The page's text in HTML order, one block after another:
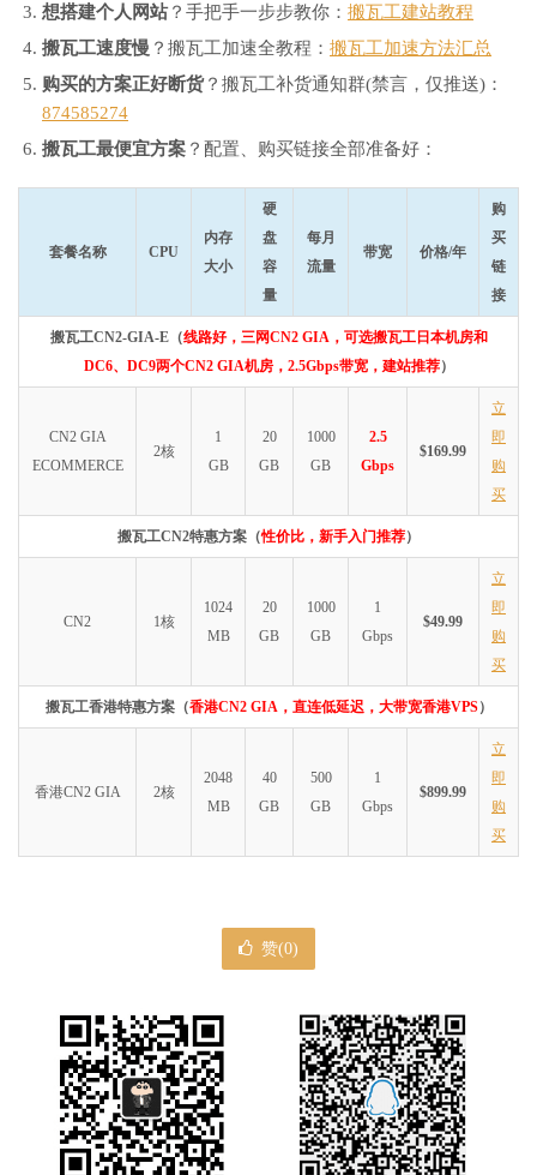
想搭建个人网站？手把手一步步教你： 搬瓦工建站教程
搬瓦工速度慢 ？搬瓦工加速全教程： 搬瓦工加速方法汇总
购买的方案正好断货？搬瓦工补货通知群(禁言，仅推送)：
874585274
搬瓦工最便宜方案 ？配置、购买链接全部准备好：
套餐名称 CPU
内存
大小
硬
盘
容
量
每月
流量
带宽 价格/年
购
买
链
接
搬瓦工CN2-GIA-E（线路好，三网CN2 GIA，可选搬瓦工日本机房和
DC6、DC9两个CN2 GIA机房，2.5Gbps带宽，建站推荐）
CN2 GIA
ECOMMERCE
2核
1
GB
20
GB
1000
GB
2.5
Gbps
$169.99
立
即
购
买
搬瓦工CN2特惠方案（性价比，新手入门推荐）
CN2 1核
1024
MB
20
GB
1000
GB
1
Gbps
$49.99
立
即
购
买
搬瓦工香港特惠方案（香港CN2 GIA，直连低延迟，大带宽香港VPS）
香港CN2 GIA 2核
2048
MB
40
GB
500
GB
1
Gbps
$899.99
立
即
购
买
赞(0)